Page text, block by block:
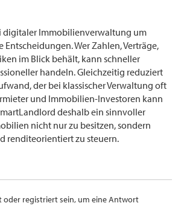
digitaler Immobilienverwaltung um
Entscheidungen. Wer Zahlen, Verträge,
im Blick behält, kann schneller
handeln. Gleichzeitig reduziert
der bei klassischer Verwaltung oft
und Immobilien-Investoren kann
deshalb ein sinnvoller
nicht nur zu besitzen, sondern
renditeorientiert zu steuern.
oder registriert sein, um eine Antwort